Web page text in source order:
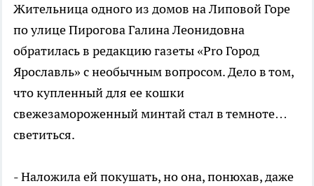
Жительница одного из домов на Липовой Горе
по улице Пирогова Галина Леонидовна
обратилась в редакцию газеты «Pro Город
Ярославль» с необычным вопросом. Дело в том,
что купленный для ее кошки
свежезамороженный минтай стал в темноте…
светиться.
- Наложила ей покушать, но она, понюхав, даже